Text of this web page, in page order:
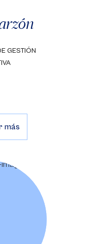
GESTIÓN
más